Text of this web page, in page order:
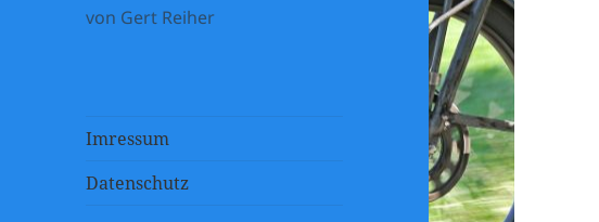
von Gert Reiher
Imressum
Datenschutz